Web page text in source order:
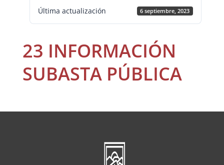
Última actualización 6 septiembre, 2023
23 INFORMACIÓN
SUBASTA PÚBLICA